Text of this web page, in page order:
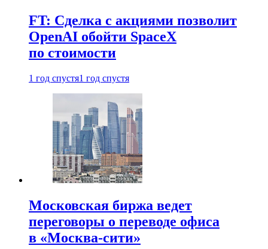
FT: Сделка с акциями позволит
OpenAI обойти SpaceX
по стоимости
1 год спустя1 год спустя
Московская биржа ведет
переговоры о переводе офиса
в «Москва-сити»